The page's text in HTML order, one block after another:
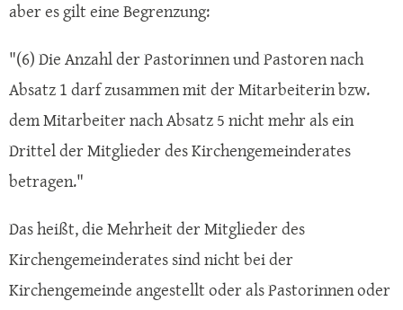
aber es gilt eine Begrenzung:
"(6) Die Anzahl der Pastorinnen und Pastoren nach
Absatz 1 darf zusammen mit der Mitarbeiterin bzw.
dem Mitarbeiter nach Absatz 5 nicht mehr als ein
Drittel der Mitglieder des Kirchengemeinderates
betragen."
Das heißt, die Mehrheit der Mitglieder des
Kirchengemeinderates sind nicht bei der
Kirchengemeinde angestellt oder als Pastorinnen oder